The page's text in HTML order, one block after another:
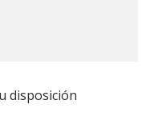
disposición